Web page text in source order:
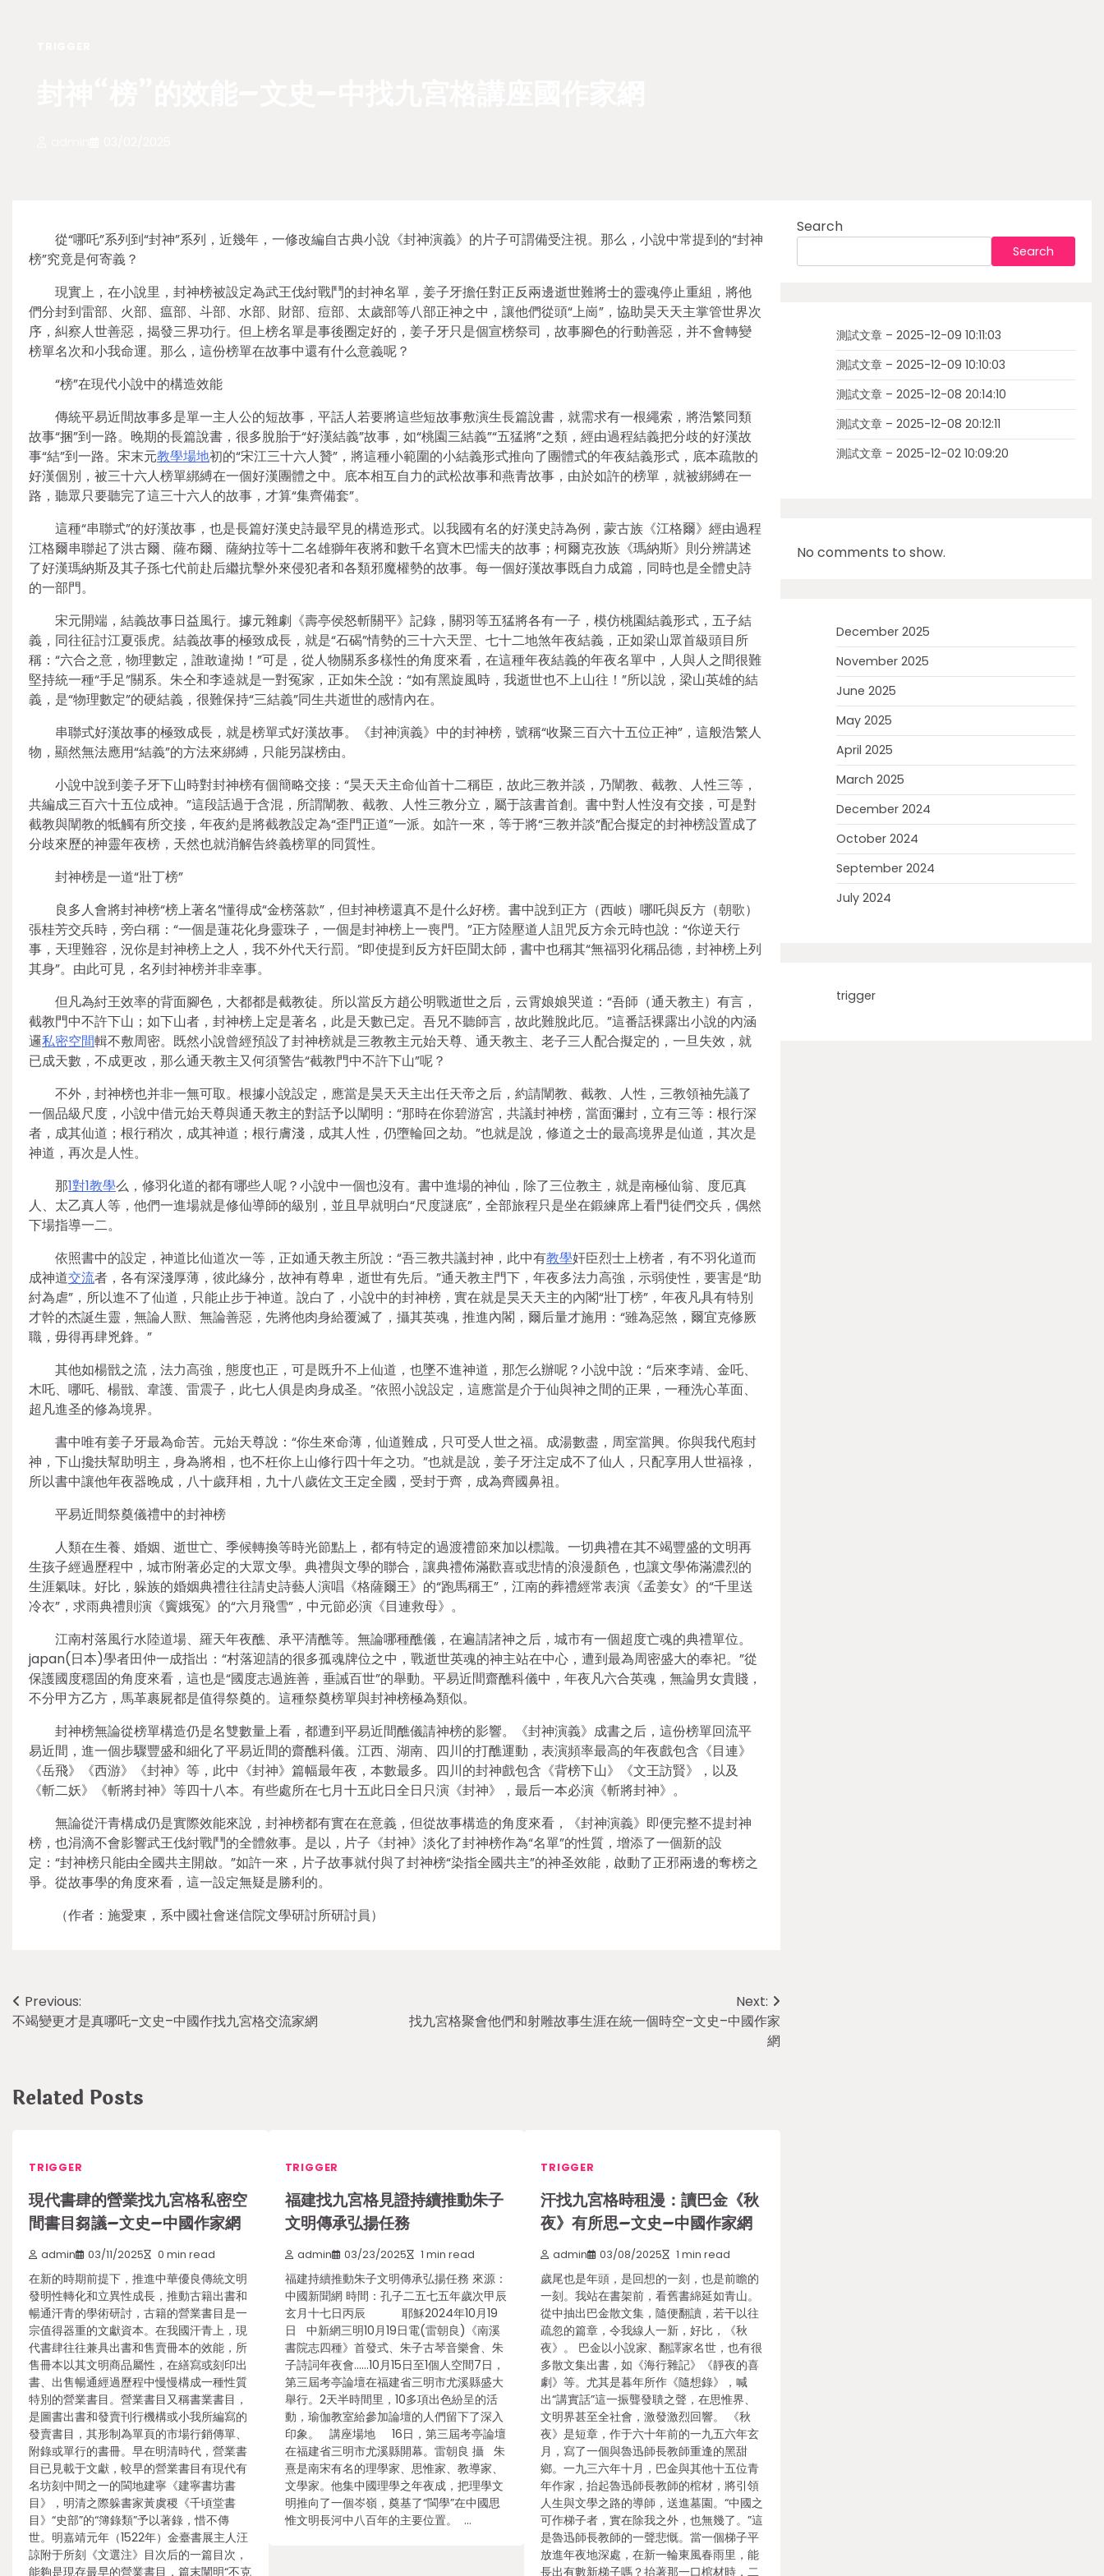
從“哪吒”系列到“封神”系列，近幾年，一修改編自古典小說《封神演義》的片子可謂備受注視。那么，小說中常提到的“封神
榜”究竟是何寄義？
現實上，在小說里，封神榜被設定為武王伐紂戰鬥的封神名單，姜子牙擔任對正反兩邊逝世難將士的靈魂停止重組，將他
們分封到雷部、火部、瘟部、斗部、水部、財部、痘部、太歲部等八部正神之中，讓他們從頭“上崗”，協助昊天天主掌管世界次
序，糾察人世善惡，揭發三界功行。但上榜名單是事後圈定好的，姜子牙只是個宣榜祭司，故事腳色的行動善惡，并不會轉變
榜單名次和小我命運。那么，這份榜單在故事中還有什么意義呢？
“榜”在現代小說中的構造效能
傳統平易近間故事多是單一主人公的短故事，平話人若要將這些短故事敷演生長篇說書，就需求有一根繩索，將浩繁同類
故事“捆”到一路。晚期的長篇說書，很多脫胎于“好漢結義”故事，如“桃園三結義”“五猛將”之類，經由過程結義把分歧的好漢故
事“結”到一路。宋末元教學場地初的“宋江三十六人贊”，將這種小範圍的小結義形式推向了團體式的年夜結義形式，底本疏散的
好漢個別，被三十六人榜單綁縛在一個好漢團體之中。底本相互自力的武松故事和燕青故事，由於如許的榜單，就被綁縛在一
路，聽眾只要聽完了這三十六人的故事，才算“集齊備套”。
這種“串聯式”的好漢故事，也是長篇好漢史詩最罕見的構造形式。以我國有名的好漢史詩為例，蒙古族《江格爾》經由過程
江格爾串聯起了洪古爾、薩布爾、薩納拉等十二名雄獅年夜將和數千名寶木巴懦夫的故事；柯爾克孜族《瑪納斯》則分辨講述
了好漢瑪納斯及其子孫七代前赴后繼抗擊外來侵犯者和各類邪魔權勢的故事。每一個好漢故事既自力成篇，同時也是全體史詩
的一部門。
宋元開端，結義故事日益風行。據元雜劇《壽亭侯怒斬關平》記錄，關羽等五猛將各有一子，模仿桃園結義形式，五子結
義，同往征討江夏張虎。結義故事的極致成長，就是“石碣”情勢的三十六天罡、七十二地煞年夜結義，正如梁山眾首級頭目所
稱：“六合之意，物理數定，誰敢違拗！”可是，從人物關系多樣性的角度來看，在這種年夜結義的年夜名單中，人與人之間很難
堅持統一種“手足”關系。朱仝和李逵就是一對冤家，正如朱仝說：“如有黑旋風時，我逝世也不上山往！”所以說，梁山英雄的結
義，是“物理數定”的硬結義，很難保持“三結義”同生共逝世的感情內在。
串聯式好漢故事的極致成長，就是榜單式好漢故事。《封神演義》中的封神榜，號稱“收聚三百六十五位正神”，這般浩繁人
物，顯然無法應用“結義”的方法來綁縛，只能另謀榜由。
小說中說到姜子牙下山時對封神榜有個簡略交接：“昊天天主命仙首十二稱臣，故此三教并談，乃闡教、截教、人性三等，
共編成三百六十五位成神。”這段話過于含混，所謂闡教、截教、人性三教分立，屬于該書首創。書中對人性沒有交接，可是對
截教與闡教的牴觸有所交接，年夜約是將截教設定為“歪門正道”一派。如許一來，等于將“三教并談”配合擬定的封神榜設置成了
分歧來歷的神靈年夜榜，天然也就消解告終義榜單的同質性。
封神榜是一道“壯丁榜”
良多人會將封神榜“榜上著名”懂得成“金榜落款”，但封神榜還真不是什么好榜。書中說到正方（西岐）哪吒與反方（朝歌）
張桂芳交兵時，旁白稱：“一個是蓮花化身靈珠子，一個是封神榜上一喪門。”正方陸壓道人詛咒反方余元時也說：“你逆天行
事，天理難容，況你是封神榜上之人，我不外代天行罰。”即使提到反方奸臣聞太師，書中也稱其“無福羽化稱品德，封神榜上列
其身”。由此可見，名列封神榜并非幸事。
但凡為紂王效率的背面腳色，大都都是截教徒。所以當反方趙公明戰逝世之后，云霄娘娘哭道：“吾師（通天教主）有言，
截教門中不許下山；如下山者，封神榜上定是著名，此是天數已定。吾兄不聽師言，故此難脫此厄。”這番話裸露出小說的內涵
邏私密空間輯不敷周密。既然小說曾經預設了封神榜就是三教教主元始天尊、通天教主、老子三人配合擬定的，一旦失效，就
已成天數，不成更改，那么通天教主又何須警告“截教門中不許下山”呢？
不外，封神榜也并非一無可取。根據小說設定，應當是昊天天主出任天帝之后，約請闡教、截教、人性，三教領袖先議了
一個品級尺度，小說中借元始天尊與通天教主的對話予以闡明：“那時在你碧游宮，共議封神榜，當面彌封，立有三等：根行深
者，成其仙道；根行稍次，成其神道；根行膚淺，成其人性，仍墮輪回之劫。”也就是說，修道之士的最高境界是仙道，其次是
神道，再次是人性。
那1對1教學么，修羽化道的都有哪些人呢？小說中一個也沒有。書中進場的神仙，除了三位教主，就是南極仙翁、度厄真
人、太乙真人等，他們一進場就是修仙導師的級別，並且早就明白“尺度謎底”，全部旅程只是坐在鍛練席上看門徒們交兵，偶然
下場指導一二。
依照書中的設定，神道比仙道次一等，正如通天教主所說：“吾三教共議封神，此中有教學奸臣烈士上榜者，有不羽化道而
成神道交流者，各有深淺厚薄，彼此緣分，故神有尊卑，逝世有先后。”通天教主門下，年夜多法力高強，示弱使性，要害是“助
紂為虐”，所以進不了仙道，只能止步于神道。說白了，小說中的封神榜，實在就是昊天天主的內閣“壯丁榜”，年夜凡具有特別
才幹的杰誕生靈，無論人獸、無論善惡，先將他肉身給覆滅了，攝其英魂，推進內閣，爾后量才施用：“雖為惡煞，爾宜克修厥
職，毋得再肆兇鋒。”
其他如楊戩之流，法力高強，態度也正，可是既升不上仙道，也墜不進神道，那怎么辦呢？小說中說：“后來李靖、金吒、
木吒、哪吒、楊戩、韋護、雷震子，此七人俱是肉身成圣。”依照小說設定，這應當是介于仙與神之間的正果，一種洗心革面、
超凡進圣的修為境界。
書中唯有姜子牙最為命苦。元始天尊說：“你生來命薄，仙道難成，只可受人世之福。成湯數盡，周室當興。你與我代庖封
神，下山攙扶幫助明主，身為將相，也不枉你上山修行四十年之功。”也就是說，姜子牙注定成不了仙人，只配享用人世福祿，
所以書中讓他年夜器晚成，八十歲拜相，九十八歲佐文王定全國，受封于齊，成為齊國鼻祖。
平易近間祭奠儀禮中的封神榜
人類在生養、婚姻、逝世亡、季候轉換等時光節點上，都有特定的過渡禮節來加以標識。一切典禮在其不竭豐盛的文明再
生孩子經過歷程中，城市附著必定的大眾文學。典禮與文學的聯合，讓典禮佈滿歡喜或悲情的浪漫顏色，也讓文學佈滿濃烈的
生涯氣味。好比，躲族的婚姻典禮往往請史詩藝人演唱《格薩爾王》的“跑馬稱王”，江南的葬禮經常表演《孟姜女》的“千里送
冷衣”，求雨典禮則演《竇娥冤》的“六月飛雪”，中元節必演《目連救母》。
江南村落風行水陸道場、羅天年夜醮、承平清醮等。無論哪種醮儀，在遍請諸神之后，城市有一個超度亡魂的典禮單位。
japan(日本)學者田仲一成指出：“村落迎請的很多孤魂牌位之中，戰逝世英魂的神主站在中心，遭到最為周密盛大的奉祀。”從
保護國度穩固的角度來看，這也是“國度志過旌善，垂誡百世”的舉動。平易近間齋醮科儀中，年夜凡六合英魂，無論男女貴賤，
不分甲方乙方，馬革裹屍都是值得祭奠的。這種祭奠榜單與封神榜極為類似。
封神榜無論從榜單構造仍是名雙數量上看，都遭到平易近間醮儀請神榜的影響。《封神演義》成書之后，這份榜單回流平
易近間，進一個步驟豐盛和細化了平易近間的齋醮科儀。江西、湖南、四川的打醮運動，表演頻率最高的年夜戲包含《目連》
《岳飛》《西游》《封神》等，此中《封神》篇幅最年夜，本數最多。四川的封神戲包含《背榜下山》《文王訪賢》，以及
《斬二妖》《斬將封神》等四十八本。有些處所在七月十五此日全日只演《封神》，最后一本必演《斬將封神》。
無論從汗青構成仍是實際效能來說，封神榜都有實在在意義，但從故事構造的角度來看，《封神演義》即便完整不提封神
榜，也涓滴不會影響武王伐紂戰鬥的全體敘事。是以，片子《封神》淡化了封神榜作為“名單”的性質，增添了一個新的設
定：“封神榜只能由全國共主開啟。”如許一來，片子故事就付與了封神榜“染指全國共主”的神圣效能，啟動了正邪兩邊的奪榜之
爭。從故事學的角度來看，這一設定無疑是勝利的。
（作者：施愛東，系中國社會迷信院文學研討所研討員）
Post
navigation
Previous:
不竭變更才是真哪吒–文史–中國作找九宮格交流家網
Next:
找九宮格聚會他們和射雕故事生涯在統一個時空–文史–中國作家
網
Related Posts
TRIGGER
現代書肆的營業找九宮格私密空
間書目芻議–文史–中國作家網
admin 03/11/2025 0 min read
在新的時期前提下，推進中華優良傳統文明
發明性轉化和立異性成長，推動古籍出書和
暢通汗青的學術研討，古籍的營業書目是一
宗值得器重的文獻資本。在我國汗青上，現
代書肆往往兼具出書和售賣冊本的效能，所
售冊本以其文明商品屬性，在繕寫或刻印出
書、出售暢通經過歷程中慢慢構成一種性質
特別的營業書目。營業書目又稱書業書目，
是圖書出書和發賣刊行機構或小我所編寫的
發賣書目，其形制為單頁的市場行銷傳單、
附錄或單行的書冊。早在明清時代，營業書
目已見載于文獻，較早的營業書目有現代有
名坊刻中間之一的閩地建寧《建寧書坊書
目》，明清之際躲書家黃虞稷《千頃堂書
目》“史部”的“簿錄類”予以著錄，惜不傳
世。明嘉靖元年（1522年）金臺書展主人汪
諒附于所刻《文選注》目次后的一篇目次，
能夠是現存最早的營業書目，篇末闡明“不克
TRIGGER
福建找九宮格見證持續推動朱子
文明傳承弘揚任務
admin 03/23/2025 1 min read
福建持續推動朱子文明傳承弘揚任務 來源：
中國新聞網 時間：孔子二五七五年歲次甲辰
玄月十七日丙辰 耶穌2024年10月19
日 中新網三明10月19日電(雷朝良)《南溪
書院志四種》首發式、朱子古琴音樂會、朱
子詩詞年夜會……10月15日至1個人空間7日，
第三屆考亭論壇在福建省三明市尤溪縣盛大
舉行。2天半時間里，10多項出色紛呈的活
動，瑜伽教室給參加論壇的人們留下了深入
印象。 講座場地 16日，第三屆考亭論壇
在福建省三明市尤溪縣開幕。雷朝良 攝 朱
熹是南宋有名的理學家、思惟家、教導家、
文學家。他集中國理學之年夜成，把理學文
明推向了一個岑嶺，奠基了“閩學”在中國思
惟文明長河中八百年的主要位置。 …
TRIGGER
汗找九宮格時租漫：讀巴金《秋
夜》有所思–文史–中國作家網
admin 03/08/2025 1 min read
歲尾也是年頭，是回想的一刻，也是前瞻的
一刻。我站在書架前，看舊書綿延如青山。
從中抽出巴金散文集，隨便翻讀，若干以往
疏忽的篇章，令我線人一新，好比，《秋
夜》。 巴金以小說家、翻譯家名世，也有很
多散文集出書，如《海行雜記》《靜夜的喜
劇》等。尤其是暮年所作《隨想錄》，喊
出“講實話”這一振聾發聵之聲，在思惟界、
文明界甚至全社會，激發激烈回響。 《秋
夜》是短章，作于六十年前的一九五六年玄
月，寫了一個與魯迅師長教師重逢的黑甜
鄉。一九三六年十月，巴金與其他十五位青
年作家，抬起魯迅師長教師的棺材，將引領
人生與文學之路的導師，送進墓園。“中國之
可作梯子者，實在除我之外，也無幾了。”這
是魯迅師長教師的一聲悲慨。當一個梯子平
放進年夜地深處，在新一輪東風春雨里，能
長出有數新梯子嗎？抬著那一口棺材時，二
Search
Search
測試文章 – 2025-12-09 10:11:03
測試文章 – 2025-12-09 10:10:03
測試文章 – 2025-12-08 20:14:10
測試文章 – 2025-12-08 20:12:11
測試文章 – 2025-12-02 10:09:20
No comments to show.
December 2025
November 2025
June 2025
May 2025
April 2025
March 2025
December 2024
October 2024
September 2024
July 2024
trigger